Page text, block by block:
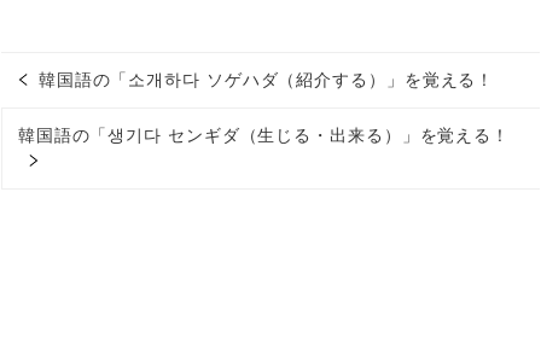
韓国語の「소개하다 ソゲハダ（紹介する）」を覚える！
韓国語の「생기다 センギダ（生じる・出来る）」を覚える！